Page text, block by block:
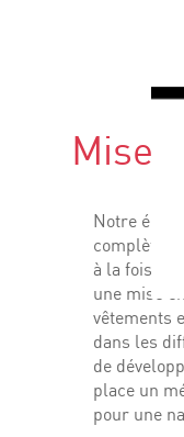
Mise
Notre
complète
à la fois
une mise
vêtements
dans les
de
place un
pour une